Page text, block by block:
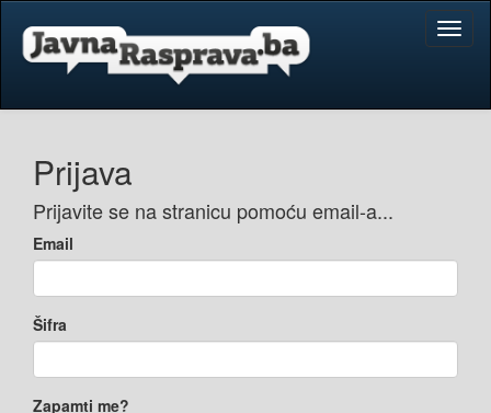
Prijava
Prijavite se na stranicu pomoću email-a...
Email
Šifra
Zapamti me?